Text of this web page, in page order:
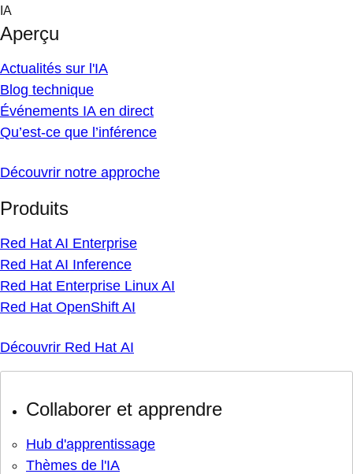
Skip
content
IA
Aperçu
Actualités sur l'IA
Blog technique
Événements IA en direct
Qu’est-ce que l’inférence
Découvrir notre approche
Produits
Red Hat AI Enterprise
Red Hat AI Inference
Red Hat Enterprise Linux AI
Red Hat OpenShift AI
Découvrir Red Hat AI
Collaborer et apprendre
Hub d'apprentissage
Thèmes de l'IA